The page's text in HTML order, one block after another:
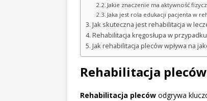
Jakie znaczenie ma aktywność
Jaka jest rola edukacji pacjenta w
Jak skuteczna jest rehabilitacja w
Rehabilitacja kręgosłupa w
Jak rehabilitacja pleców wpływa na
Rehabilitacja
Rehabilitacja pleców odgrywa